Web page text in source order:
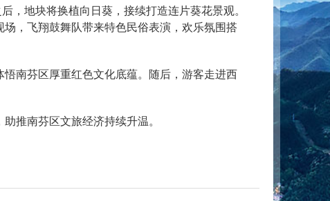
，地块将换植向日葵，接续打造连片葵花景观。
，飞翔鼓舞队带来特色民俗表演，欢乐氛围搭
南芬区厚重红色文化底蕴。随后，游客走进西
推南芬区文旅经济持续升温。